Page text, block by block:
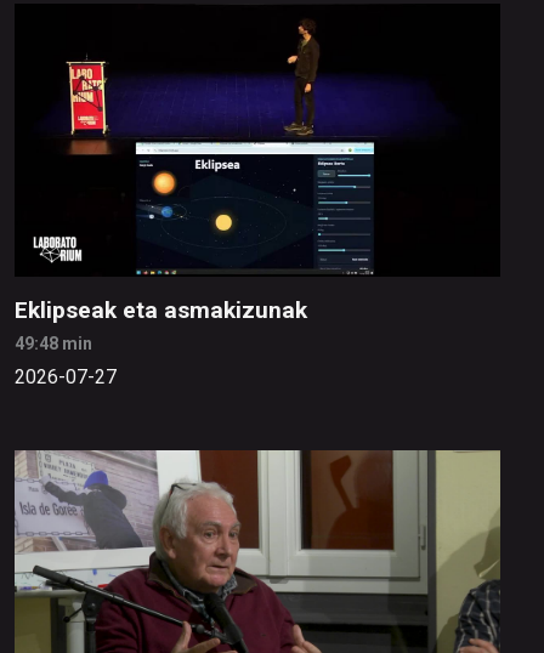
Eklipseak eta asmakizunak
49:48 min
2026-07-27